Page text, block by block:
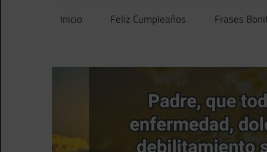
y
Inicio Feliz Cumpleaños Frases